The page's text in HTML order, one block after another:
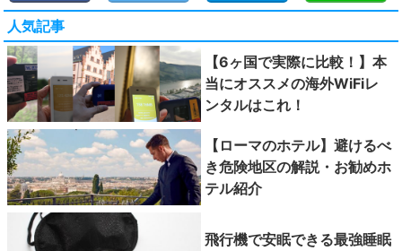
人気記事
【6ヶ国で実際に比較！】本
当にオススメの海外WiFiレ
ンタルはこれ！
【ローマのホテル】避けるべ
き危険地区の解説・お勧めホ
テル紹介
飛行機で安眠できる最強睡眠